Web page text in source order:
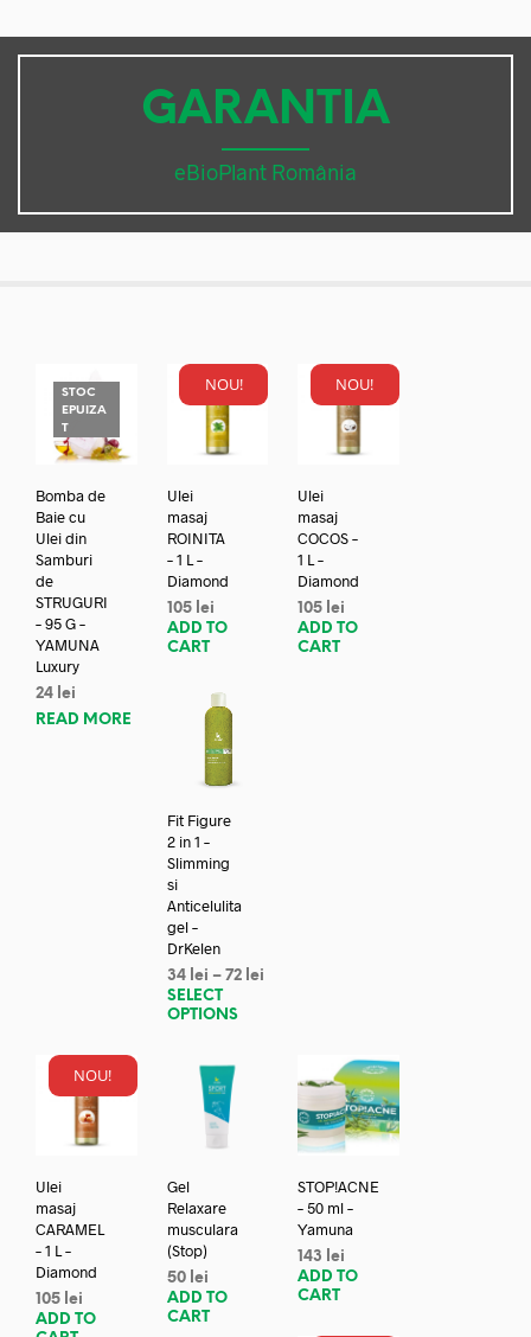
GARANTIA
eBioPlant România
STOC
EPUIZA
T
Bomba de
Baie cu
Ulei din
Samburi
de
STRUGURI
– 95 G –
YAMUNA
Luxury
24 lei
READ MORE
NOU!
Ulei
masaj
ROINITA
– 1 L –
Diamond
105 lei
ADD TO
CART
NOU!
Ulei
masaj
COCOS –
1 L –
Diamond
105 lei
ADD TO
CART
Fit Figure
2 in 1 –
Slimming
si
Anticelulita
gel –
DrKelen
34 lei – 72 lei
SELECT
OPTIONS
NOU!
Ulei
masaj
CARAMEL
– 1 L –
Diamond
105 lei
ADD TO
Gel
Relaxare
musculara
(Stop)
50 lei
ADD TO
CART
STOP!ACNE
– 50 ml –
Yamuna
143
lei
ADD TO
CART